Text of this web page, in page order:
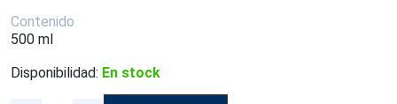
Contenido
500 ml
Disponibilidad: En stock